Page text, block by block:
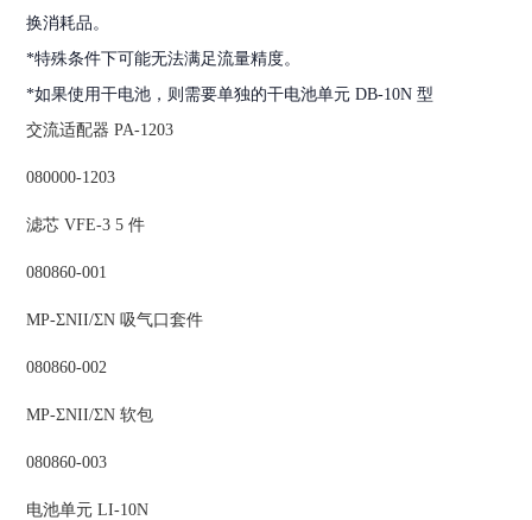
换消耗品。
*特殊条件下可能无法满足流量精度。
*如果使用干电池，则需要单独的干电池单元 DB-10N 型
交流适配器 PA-1203
080000-1203
滤芯 VFE-3 5 件
080860-001
MP-ΣNII/ΣN 吸气口套件
080860-002
MP-ΣNII/ΣN 软包
080860-003
电池单元 LI-10N